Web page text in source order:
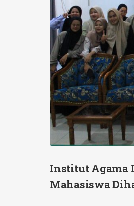
Institut Agama
Mahasiswa